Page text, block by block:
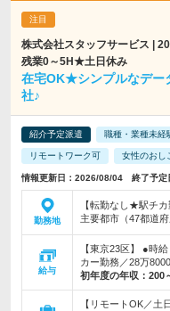
株式会社スタッフサービス |
残業0～5H★土日休み
在宅OK★シンプルなデー
社♪
紹介予定派遣 職種・業種未経
リモートワーク可 女性のおし
情報更新日：2026/08/04 終了予定
勤務地
【転勤なし★駅チ
主要都市（47都道
給与
【東京23区】 ●時
カー勤務／28万
初年度の年収： 200
【リモートOK／土